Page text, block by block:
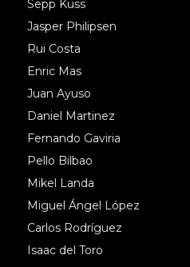
Sepp Kuss
Jasper Philipsen
Rui Costa
Enric Mas
Juan Ayuso
Daniel Martinez
Fernando Gaviria
Pello Bilbao
Mikel Landa
Miguel Ángel López
Carlos Rodríguez
Isaac del Toro